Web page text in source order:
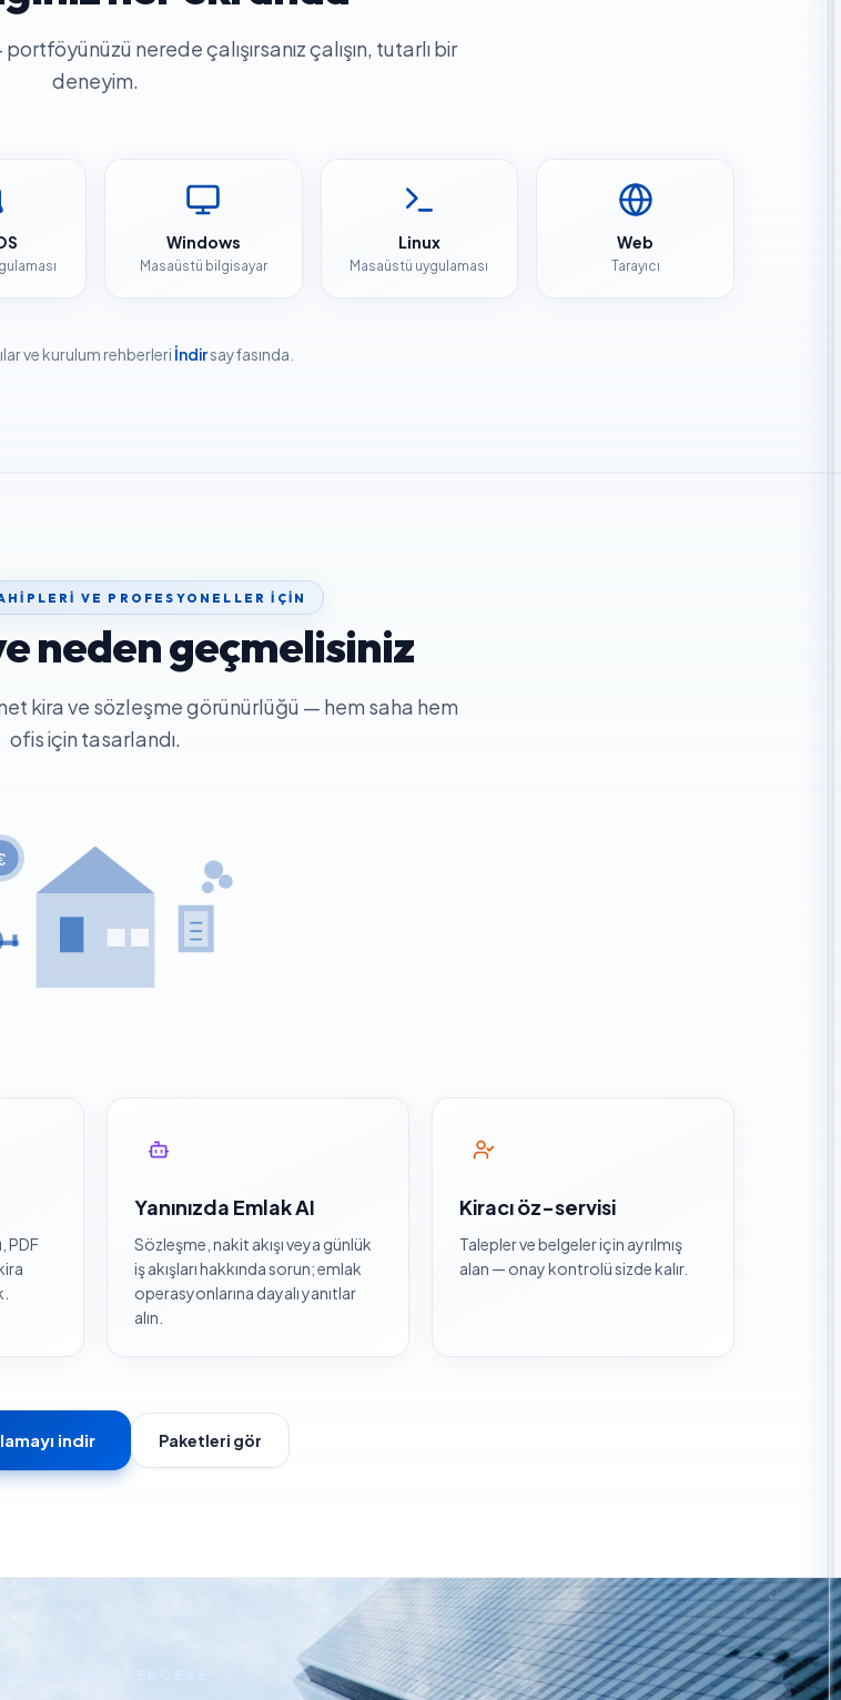
nerede çalışırsanız çalışın, tutarlı bir
deneyim.
Windows
Masaüstü bilgisayar
Linux
Masaüstü uygulaması
Web
Tarayıcı
ve kurulum rehberleri İndirsayfasında.
VE PROFESYONELLER IÇIN
neden geçmelisiniz
kira ve sözleşme görünürlüğü — hem saha hem
ofis için tasarlandı.
PDF
Yanınızda Emlak AI
Sözleşme, nakit akışı veya günlük
iş akışları hakkında sorun; emlak
operasyonlarına dayalı yanıtlar
alın.
Kiracı öz-servisi
Talepler ve belgeler için ayrılmış
alan — onay kontrolü sizde kalır.
indir Paketleri gör